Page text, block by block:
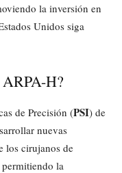
la inversión en
Unidos siga
H?
de Precisión (PSI) de
nuevas
los cirujanos de
la